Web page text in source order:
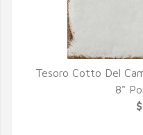
Tesoro Cotto Del
8"